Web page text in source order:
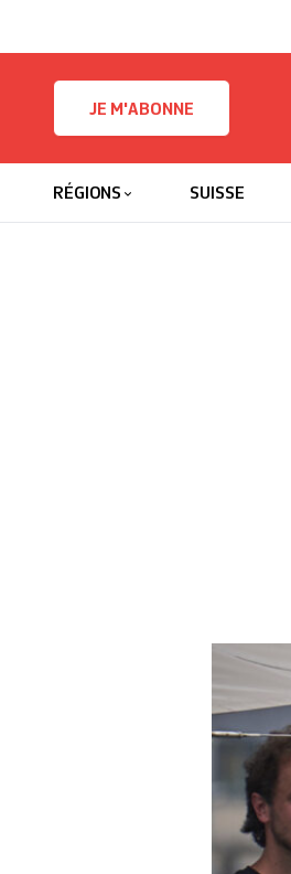
JE M'ABONNE
RÉGIONS SUISSE